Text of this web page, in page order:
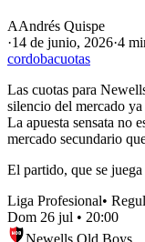
AAndrés Quispe
·14 de junio, 2026·4
cordobacuotas
Las cuotas para
silencio del mercado
La apuesta sensata no
mercado secundario
El partido, que se
Liga Profesional•
Dom 26 jul • 20:00
Newells Old Boys